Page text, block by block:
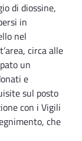
di diossine,
in
nel
circa alle
un
e
sul posto
con i Vigili
che